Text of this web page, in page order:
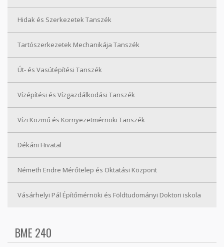
Hidak és Szerkezetek Tanszék
Tartószerkezetek Mechanikája Tanszék
Út- és Vasútépítési Tanszék
Vízépítési és Vízgazdálkodási Tanszék
Vízi Közmű és Környezetmérnöki Tanszék
Dékáni Hivatal
Németh Endre Mérőtelep és Oktatási Központ
Vásárhelyi Pál Építőmérnöki és Földtudományi Doktori iskola
BME 240